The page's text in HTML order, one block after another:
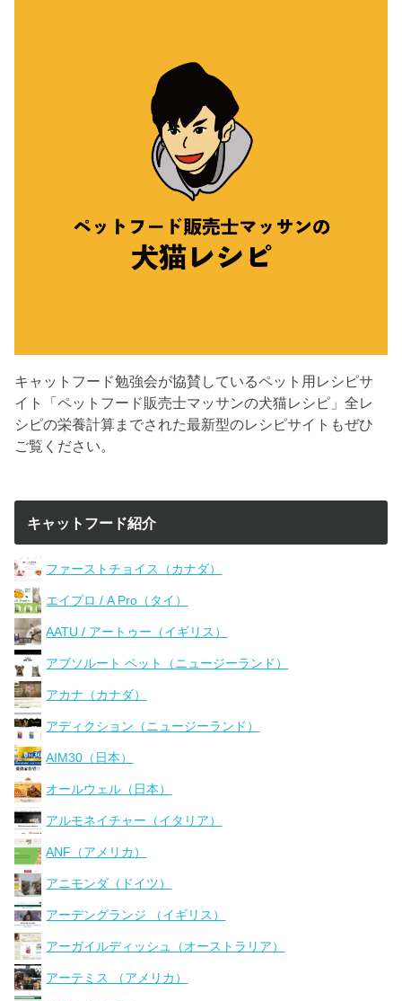
キャットフード勉強会が協賛しているペット用レシピサ
イト「ペットフード販売士マッサンの犬猫レシピ」全レ
シピの栄養計算までされた最新型のレシピサイトもぜひ
ご覧ください。
キャットフード紹介
ファーストチョイス（カナダ）
エイプロ / A Pro（タイ）
AATU / アートゥー（イギリス）
アブソルート ペット（ニュージーランド）
アカナ（カナダ）
アディクション（ニュージーランド）
AIM30（日本）
オールウェル（日本）
アルモネイチャー（イタリア）
ANF（アメリカ）
アニモンダ（ドイツ）
アーデングランジ （イギリス）
アーガイルディッシュ（オーストラリア）
アーテミス （アメリカ）